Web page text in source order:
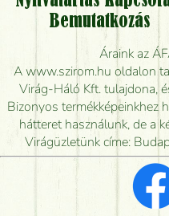
Vidékre is
Meddig rendelhetek
Mennyire gyorsan
mikor tudják
Vörös rózsát
Milyen visszajelzést
Bemutatkozás
Áraink az
A www.szirom.hu oldalon
Virág-Háló Kft. tulajdona,
Bizonyos termékképeinkhez
hátteret használunk, de a
Virágüzletünk címe: